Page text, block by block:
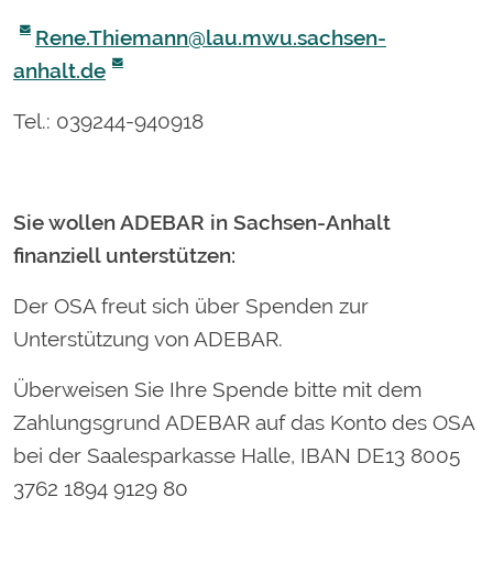
Rene.Thiemann@lau.mwu.sachsen-
anhalt.de
Tel.: 039244-940918
Sie wollen ADEBAR in Sachsen-Anhalt
finanziell unterstützen:
Der OSA freut sich über Spenden zur
Unterstützung von ADEBAR.
Überweisen Sie Ihre Spende bitte mit dem
Zahlungsgrund ADEBAR auf das Konto des OSA
bei der Saalesparkasse Halle, IBAN DE13 8005
3762 1894 9129 80